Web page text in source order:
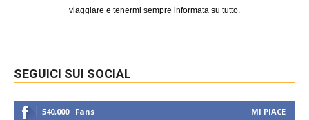
viaggiare e tenermi sempre informata su tutto.
SEGUICI SUI SOCIAL
540,000 Fans MI PIACE